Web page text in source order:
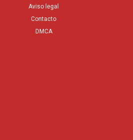
Aviso legal
Contacto
DMCA